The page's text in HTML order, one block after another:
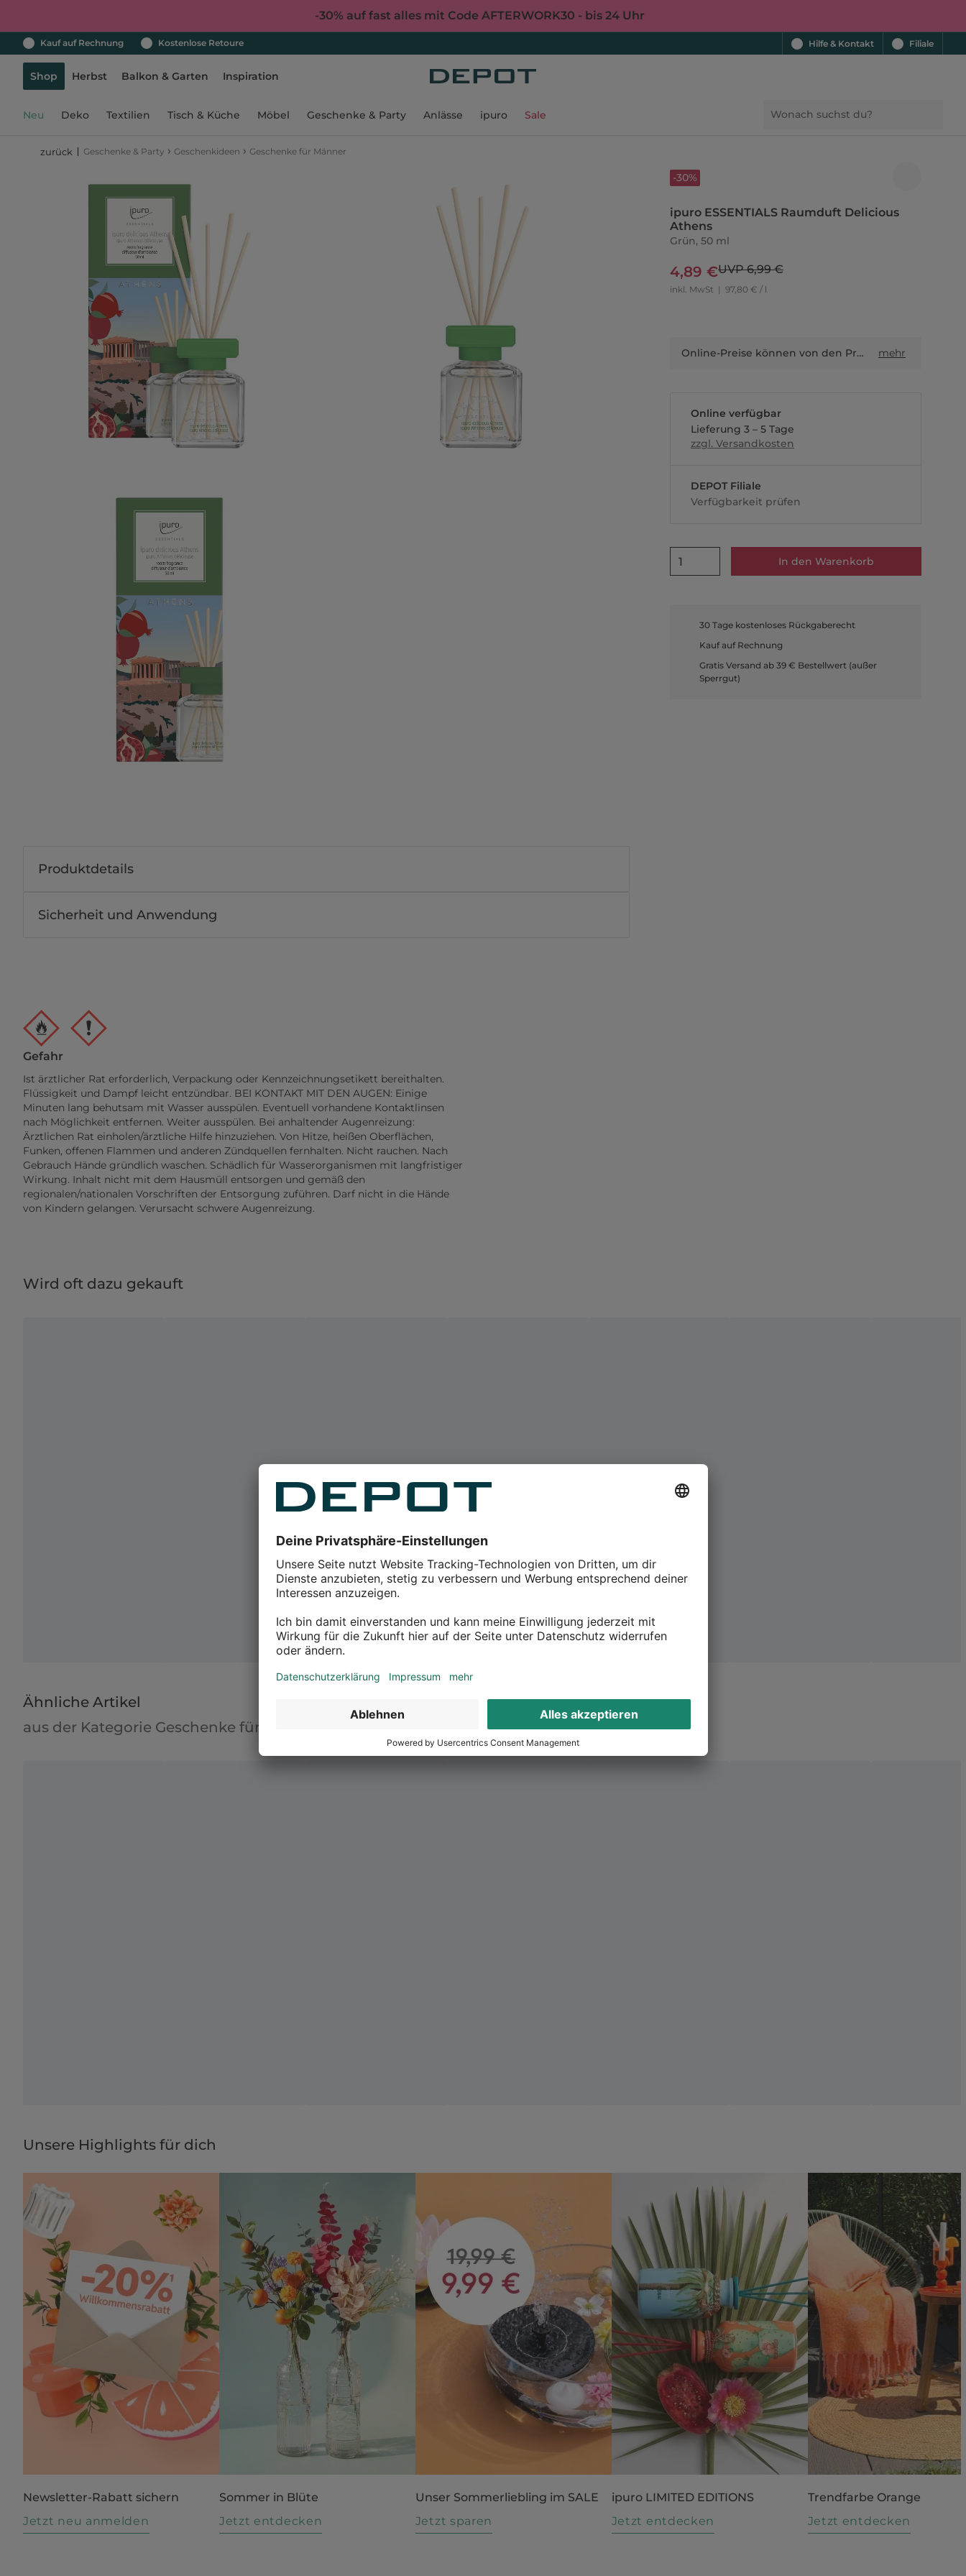
-30% auf fast alles mit Code AFTERWORK30 - bis 24 Uhr
Kauf auf Rechnung Kostenlose Retoure Hilfe & Kontakt Filiale
Shop Herbst Balkon & Garten Inspiration
Neu Deko Textilien Tisch & Küche Möbel Geschenke & Party Anlässe ipuro Sale
zurück Geschenke & Party › Geschenkideen › Geschenke für Männer
-30%
ipuro ESSENTIALS Raumduft Delicious
Athens
Grün, 50 ml
4,89 €UVP 6,99 €
inkl. MwSt | 97,80 € / l
Online-Preise können von den Preisen in Filialen sowie Shop-in-Shop-Flächen abweichen. mehr
Online verfügbar
Lieferung 3 – 5 Tage
zzgl. Versandkosten
DEPOT Filiale
Verfügbarkeit prüfen
1 In den Warenkorb
30 Tage kostenloses Rückgaberecht
Kauf auf Rechnung
Gratis Versand ab 39 € Bestellwert (außer
Sperrgut)
Produktdetails
Sicherheit und Anwendung
Gefahr
Ist ärztlicher Rat erforderlich, Verpackung oder Kennzeichnungsetikett bereithalten.
Flüssigkeit und Dampf leicht entzündbar. BEI KONTAKT MIT DEN AUGEN: Einige
Minuten lang behutsam mit Wasser ausspülen. Eventuell vorhandene Kontaktlinsen
nach Möglichkeit entfernen. Weiter ausspülen. Bei anhaltender Augenreizung:
Ärztlichen Rat einholen/ärztliche Hilfe hinzuziehen. Von Hitze, heißen Oberflächen,
Funken, offenen Flammen und anderen Zündquellen fernhalten. Nicht rauchen. Nach
Gebrauch Hände gründlich waschen. Schädlich für Wasserorganismen mit langfristiger
Wirkung. Inhalt nicht mit dem Hausmüll entsorgen und gemäß den
regionalen/nationalen Vorschriften der Entsorgung zuführen. Darf nicht in die Hände
von Kindern gelangen. Verursacht schwere Augenreizung.
Wird oft dazu gekauft
Ähnliche Artikel
aus der Kategorie Geschenke für Männer
Unsere Highlights für dich
Newsletter-Rabatt sichern
Jetzt neu anmelden
Sommer in Blüte
Jetzt entdecken
Unser Sommerliebling im SALE
Jetzt sparen
ipuro LIMITED EDITIONS
Jetzt entdecken
Trendfarbe Orange
Jetzt entdecken